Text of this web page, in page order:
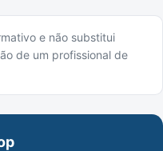
e não substitui
de um profissional de